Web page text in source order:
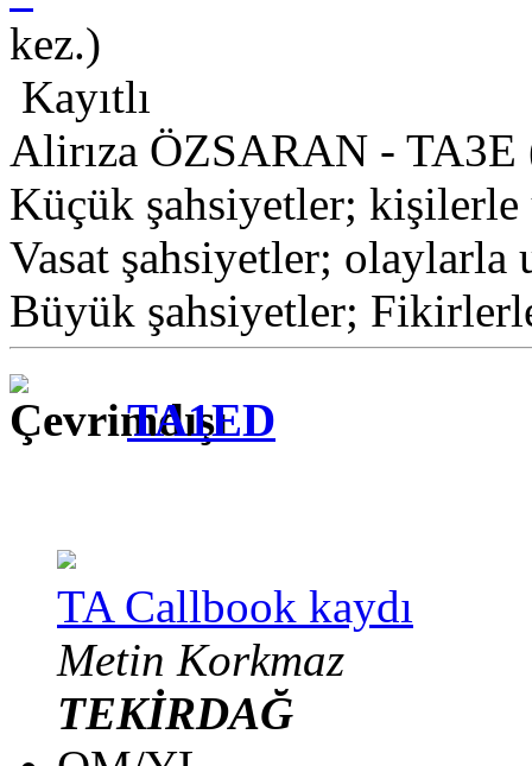
kez.)
Kayıtlı
Alirıza ÖZSARAN -
Küçük şahsiyetler; kişilerle
Vasat şahsiyetler; olaylarla
Büyük şahsiyetler;
TA1ED
TA Callbook kaydı
Metin Korkmaz
TEKİRDAĞ